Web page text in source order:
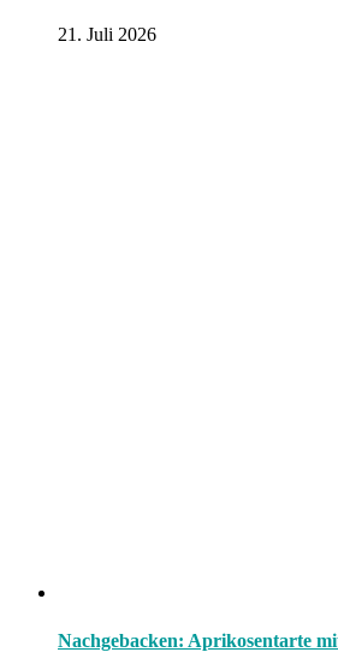
21. Juli 2026
Nachgebacken: Aprikosentarte